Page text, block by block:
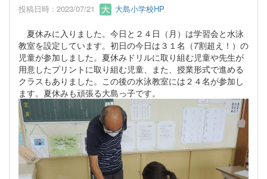
投稿日時 : 2023/07/21 大島小学校HP
夏休みに入りました。今日と２４日（月）は学習会と水泳
教室を設定しています。初日の今日は３１名（7割超え！）の
児童が参加しました。夏休みドリルに取り組む児童や先生が
用意したプリントに取り組む児童、また、授業形式で進める
クラスもありました。この後の水泳教室には２４名が参加し
ます。夏休みも頑張る大島っ子です。